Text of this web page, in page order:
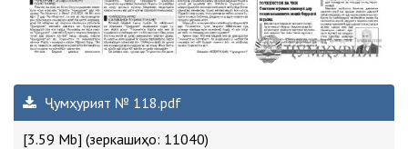
Ҷумҳурият № 118.pdf
[3.59 Mb] (зеркашиҳо: 11040)